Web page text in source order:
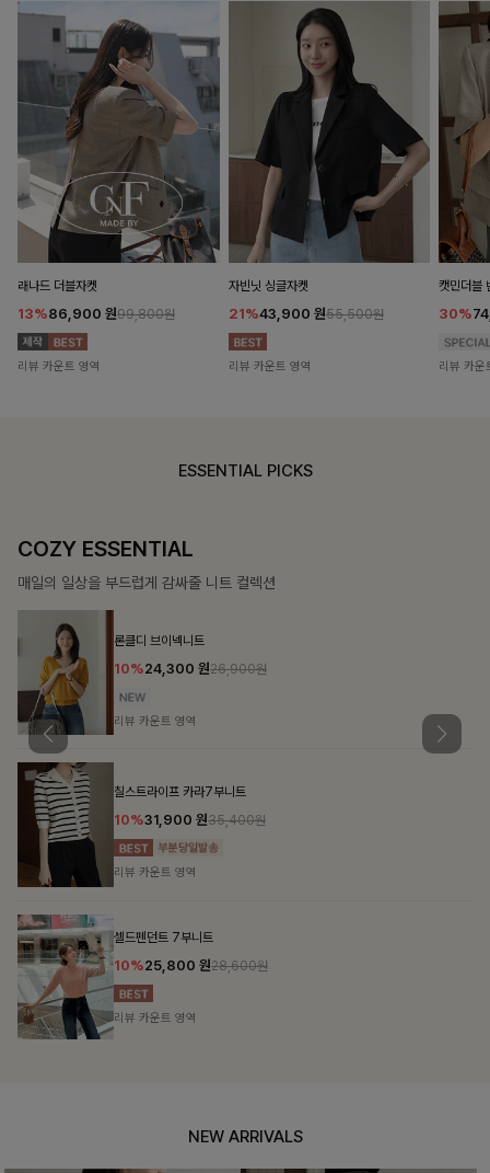
래나드 더블자켓
13%86,900 원99,800원
리뷰 카운트 영역
자빈닛 싱글자켓
21%43,900 원55,500원
리뷰 카운트 영역
캣민더블
30%
리뷰 카운
ESSENTIAL PICKS
COZY ESSENTIAL
매일의 일상을 부드럽게 감싸줄 니트 컬렉션
론클디 브이넥니트
10%24,300 원26,900원
리뷰 카운트 영역
칠스트라이프 카라7부니트
10%31,900 원35,400원
리뷰 카운트 영역
셀드펜던트 7부니트
10%25,800 원28,600원
리뷰 카운트 영역
NEW ARRIVALS